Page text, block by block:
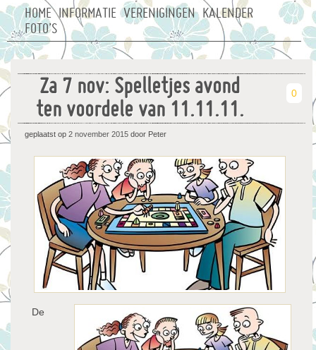
HOME INFORMATIE VERENIGINGEN KALENDER
FOTO’S
Za 7 nov: Spelletjes avond
ten voordele van 11.11.11.
0
geplaatst op 2 november 2015 door Peter
De